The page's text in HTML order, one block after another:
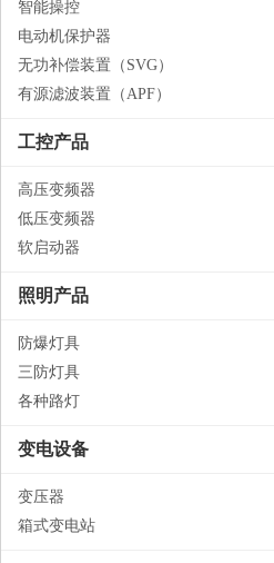
智能操控
电动机保护器
无功补偿装置（SVG）
有源滤波装置（APF）
工控产品
高压变频器
低压变频器
软启动器
照明产品
防爆灯具
三防灯具
各种路灯
变电设备
变压器
箱式变电站